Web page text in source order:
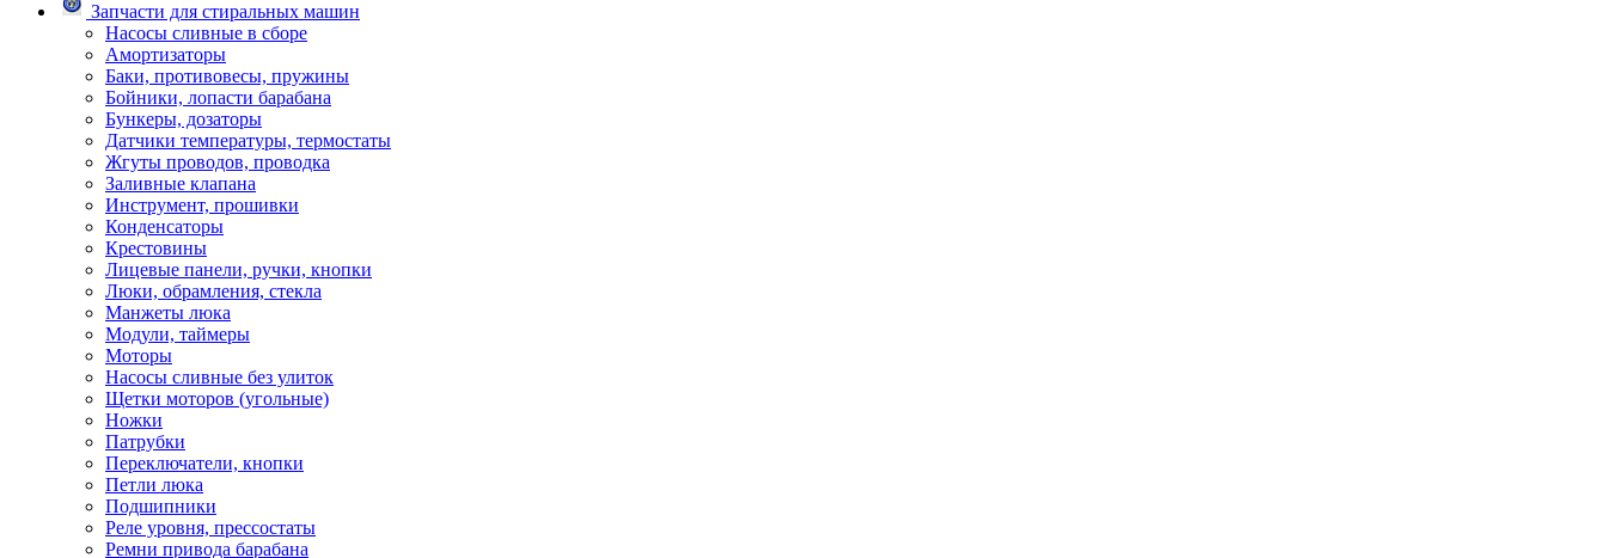
Запчасти для стиральных машин
Насосы сливные в сборе
Амортизаторы
Баки, противовесы, пружины
Бойники, лопасти барабана
Бункеры, дозаторы
Датчики температуры, термостаты
Жгуты проводов, проводка
Заливные клапана
Инструмент, прошивки
Конденсаторы
Крестовины
Лицевые панели, ручки, кнопки
Люки, обрамления, стекла
Манжеты люка
Модули, таймеры
Моторы
Насосы сливные без улиток
Щетки моторов (угольные)
Ножки
Патрубки
Переключатели, кнопки
Петли люка
Подшипники
Реле уровня, прессостаты
Ремни привода барабана